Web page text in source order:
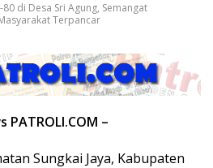
di Desa Sri Agung, Semangat
Terpancar
PATROLI.COM –
Sungkai Jaya, Kabupaten